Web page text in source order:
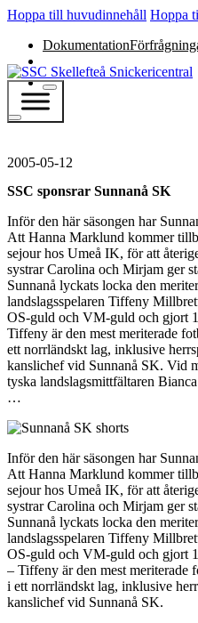
Hoppa till huvudinnehåll Hoppa
Dokumentation
2005-05-12
SSC sponsrar Sunnanå SK
Inför den här säsongen har
Att Hanna Marklund kommer
sejour hos Umeå IK, för att
systrar Carolina och Mirjam ger
Sunnanå lyckats locka den
landslagsspelaren Tiffeny
OS-guld och VM-guld och gjort
Tiffeny är den mest meriterade
ett norrländskt lag, inklusive
kanslichef vid Sunnanå SK. Vid
tyska landslagsmittfältaren
…
Inför den här säsongen har
Att Hanna Marklund kommer
sejour hos Umeå IK, för att
systrar Carolina och Mirjam ger
Sunnanå lyckats locka den
landslagsspelaren Tiffeny
OS-guld och VM-guld och gjort
– Tiffeny är den mest meriterade
i ett norrländskt lag, inklusive
kanslichef vid Sunnanå SK.